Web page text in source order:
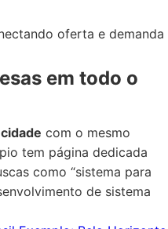
oferta e demanda
em todo o
com o mesmo
tem página dedicada
como “sistema para
de sistema